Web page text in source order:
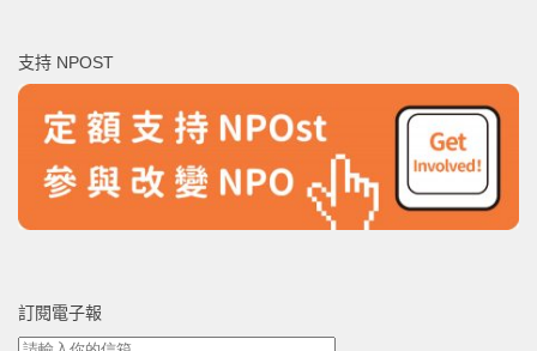
字:
支持 NPOST
訂閱電子報